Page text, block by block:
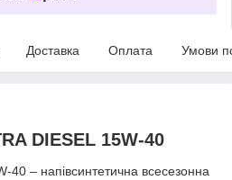
Доставка Оплата Умови
DIESEL 15W-40
40 – напівсинтетична всесезонна